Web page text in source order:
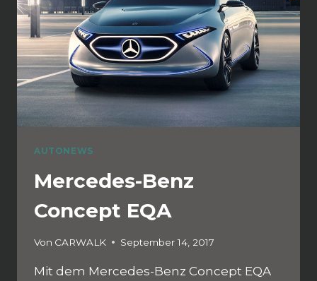
AUTONEWS
Mercedes-Benz
Concept EQA
Von CARWALK September 14, 2017
Mit dem Mercedes-Benz Concept EQA